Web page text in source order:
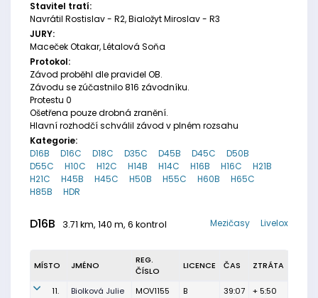
Stavitel tratí:
Navrátil Rostislav - R2, Bialožyt Miroslav - R3
JURY:
Maceček Otakar, Létalová Soňa
Protokol:
Závod proběhl dle pravidel OB.
Závodu se zúčastnilo 816 závodníku.
Protestu 0
Ošetřena pouze drobná zranění.
Hlavní rozhodčí schválil závod v plném rozsahu
Kategorie:
D16B
D16C D18C D35C D45B D45C
D50B
D55C
H10C H12C H14B H14C H16B H16C
H21B
H21C
H45B H45C H50B H55C H60B
H65C
H85B
HDR
D16B 3.71 km, 140 m, 6 kontrol Livelox
Mezičasy
MÍSTO JMÉNO
REG.
ČÍSLO
LICENCE ČAS ZTRÁTA
11. Biolková Julie MOV1155 B 39:07 + 5:50